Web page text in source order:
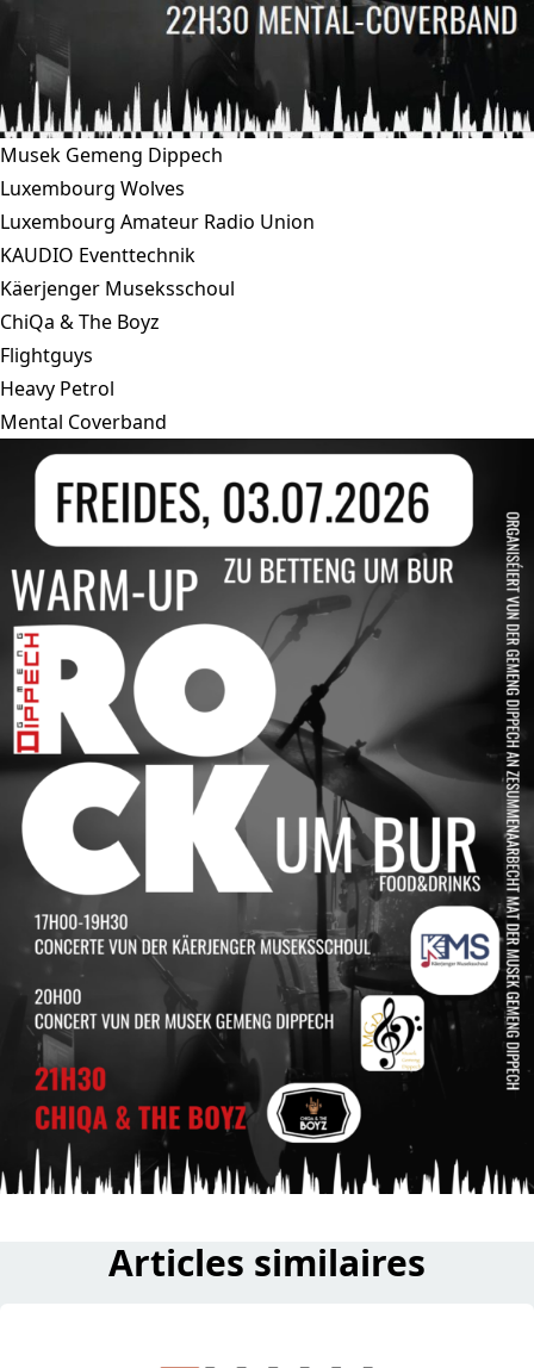
Musek Gemeng Dippech
Luxembourg Wolves
Luxembourg Amateur Radio Union
KAUDIO Eventtechnik
Käerjenger Museksschoul
ChiQa & The Boyz
Flightguys
Heavy Petrol
Mental Coverband
Articles similaires